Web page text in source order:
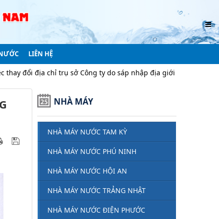
LIÊN HỆ
ty do sáp nhập địa giới hành chính Thông báo v/v điều
NHÀ MÁY
NHÀ MÁY NƯỚC TAM KỲ
NHÀ MÁY NƯỚC PHÚ NINH
NHÀ MÁY NƯỚC HỘI AN
NHÀ MÁY NƯỚC TRẢNG NHẬT
NHÀ MÁY NƯỚC ĐIỆN PHƯỚC